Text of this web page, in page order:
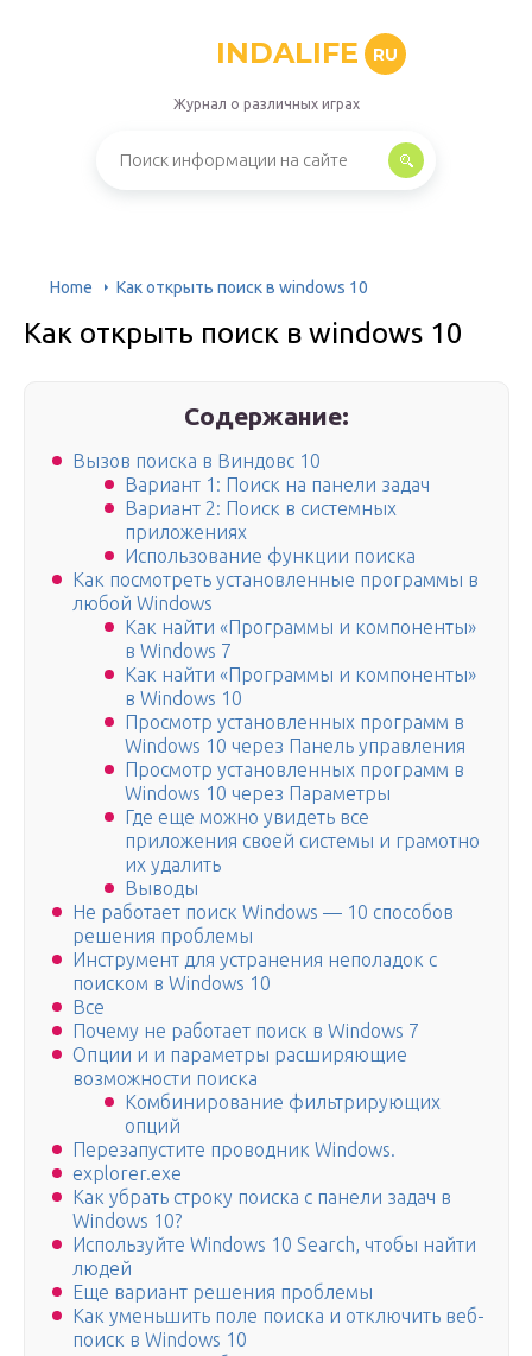
INDALIFE RU
Журнал о различных играх
Home Как открыть поиск в windows 10
Как открыть поиск в windows 10
Содержание:
Вызов поиска в Виндовс 10
Вариант 1: Поиск на панели задач
Вариант 2: Поиск в системных
приложениях
Использование функции поиска
Как посмотреть установленные программы в
любой Windows
Как найти «Программы и компоненты»
в Windows 7
Как найти «Программы и компоненты»
в Windows 10
Просмотр установленных программ в
Windows 10 через Панель управления
Просмотр установленных программ в
Windows 10 через Параметры
Где еще можно увидеть все
приложения своей системы и грамотно
их удалить
Выводы
Не работает поиск Windows — 10 способов
решения проблемы
Инструмент для устранения неполадок с
поиском в Windows 10
Все
Почему не работает поиск в Windows 7
Опции и и параметры расширяющие
возможности поиска
Комбинирование фильтрирующих
опций
Перезапустите проводник Windows.
explorer.exe
Как убрать строку поиска с панели задач в
Windows 10?
Используйте Windows 10 Search, чтобы найти
людей
Еще вариант решения проблемы
Как уменьшить поле поиска и отключить веб-
поиск в Windows 10